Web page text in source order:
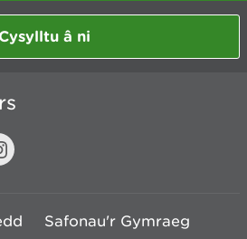
Cysylltu â ni
Safonau'r Gymraeg